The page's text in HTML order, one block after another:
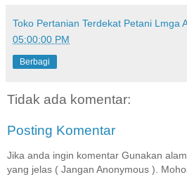
Toko Pertanian Terdekat Petani Lmga
05:00:00 PM
Berbagi
Tidak ada komentar:
Posting Komentar
Jika anda ingin komentar Gunakan
yang jelas ( Jangan Anonymous ).